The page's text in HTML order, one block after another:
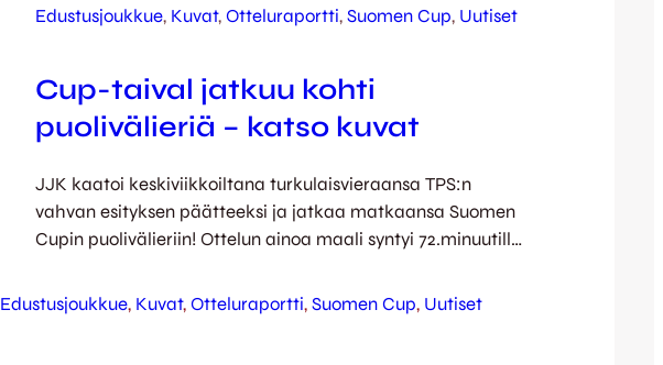
Edustusjoukkue, Kuvat, Otteluraportti, Suomen Cup, Uutiset
Cup-taival jatkuu kohti
puolivälieriä – katso kuvat
JJK kaatoi keskiviikkoiltana turkulaisvieraansa TPS:n
vahvan esityksen päätteeksi ja jatkaa matkaansa Suomen
Cupin puolivälieriin! Ottelun ainoa maali syntyi 72.minuutilla,
verkon perukoille. Ottelu oli kauttaaltaan hyvätempoinen ja
virtaa riitti molemmilla aivan loppuhetkille asti. Alku
Edustusjoukkue, Kuvat, Otteluraportti, Suomen Cup, Uutiset